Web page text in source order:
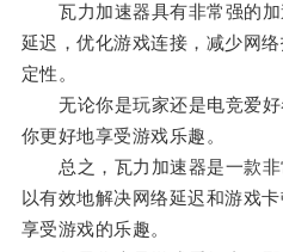
瓦力加速器具有非常强的加
延迟，优化游戏连接，减少网
定性。
无论你是玩家还是电竞爱好
你更好地享受游戏乐趣。
总之，瓦力加速器是一款非
以有效地解决网络延迟和游戏
享受游戏的乐趣。